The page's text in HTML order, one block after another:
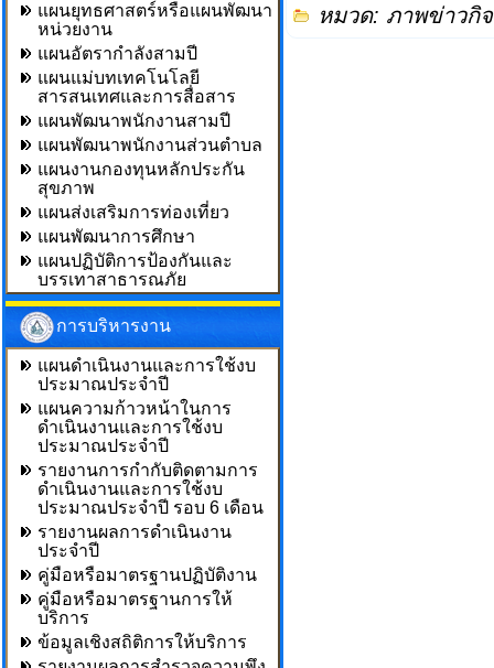
แผนยุทธศาสตร์หรือแผนพัฒนา
หน่วยงาน
แผนอัตรากำลังสามปี
แผนแม่บทเทคโนโลยี
สารสนเทศและการสื่อสาร
แผนพัฒนาพนักงานสามปี
แผนพัฒนาพนักงานส่วนตำบล
แผนงานกองทุนหลักประกัน
สุขภาพ
แผนส่งเสริมการท่องเที่ยว
แผนพัฒนาการศึกษา
แผนปฏิบัติการป้องกันและ
บรรเทาสาธารณภัย
การบริหารงาน
แผนดำเนินงานและการใช้งบ
ประมาณประจำปี
แผนความก้าวหน้าในการ
ดำเนินงานและการใช้งบ
ประมาณประจำปี
รายงานการกำกับติดตามการ
ดำเนินงานและการใช้งบ
ประมาณประจำปี รอบ 6 เดือน
รายงานผลการดำเนินงาน
ประจำปี
คู่มือหรือมาตรฐานปฏิบัติงาน
คู่มือหรือมาตรฐานการให้
บริการ
ข้อมูลเชิงสถิติการให้บริการ
หมวด: ภาพข่าวกิ